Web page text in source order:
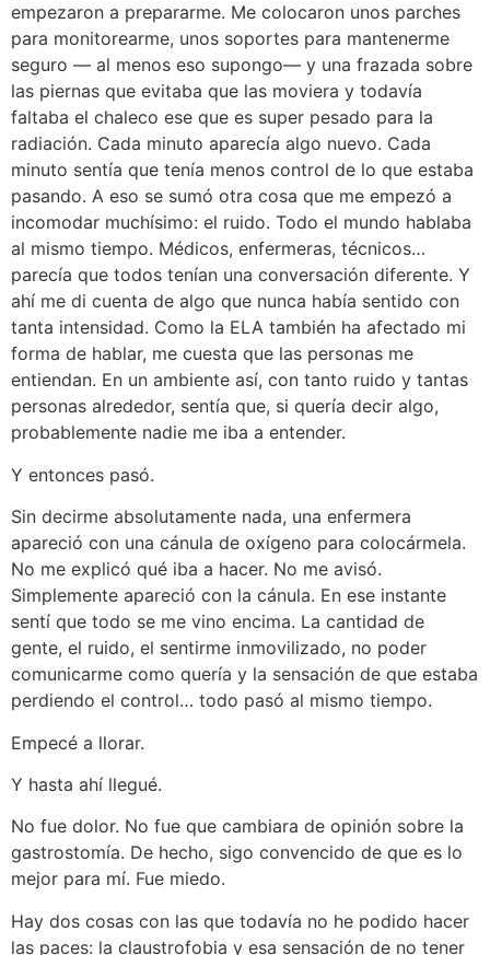
empezaron a prepararme. Me colocaron unos parches
para monitorearme, unos soportes para mantenerme
seguro — al menos eso supongo— y una frazada sobre
las piernas que evitaba que las moviera y todavía
faltaba el chaleco ese que es super pesado para la
radiación. Cada minuto aparecía algo nuevo. Cada
minuto sentía que tenía menos control de lo que estaba
pasando. A eso se sumó otra cosa que me empezó a
incomodar muchísimo: el ruido. Todo el mundo hablaba
al mismo tiempo. Médicos, enfermeras, técnicos…
parecía que todos tenían una conversación diferente. Y
ahí me di cuenta de algo que nunca había sentido con
tanta intensidad. Como la ELA también ha afectado mi
forma de hablar, me cuesta que las personas me
entiendan. En un ambiente así, con tanto ruido y tantas
personas alrededor, sentía que, si quería decir algo,
probablemente nadie me iba a entender.
Y entonces pasó.
Sin decirme absolutamente nada, una enfermera
apareció con una cánula de oxígeno para colocármela.
No me explicó qué iba a hacer. No me avisó.
Simplemente apareció con la cánula. En ese instante
sentí que todo se me vino encima. La cantidad de
gente, el ruido, el sentirme inmovilizado, no poder
comunicarme como quería y la sensación de que estaba
perdiendo el control… todo pasó al mismo tiempo.
Empecé a llorar.
Y hasta ahí llegué.
No fue dolor. No fue que cambiara de opinión sobre la
gastrostomía. De hecho, sigo convencido de que es lo
mejor para mí. Fue miedo.
Hay dos cosas con las que todavía no he podido hacer
las paces: la claustrofobia y esa sensación de no tener